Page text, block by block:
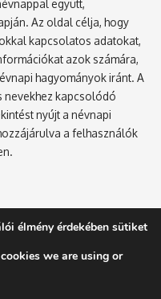
együtt,
Az oldal célja, hogy
kapcsolatos adatokat,
azok számára,
hagyományok iránt. A
nevekhez kapcsolódó
nyújt a névnapi
a felhasználók
Névnaptár, Lánynevek,
élmény érdekében sütiket
we are using or